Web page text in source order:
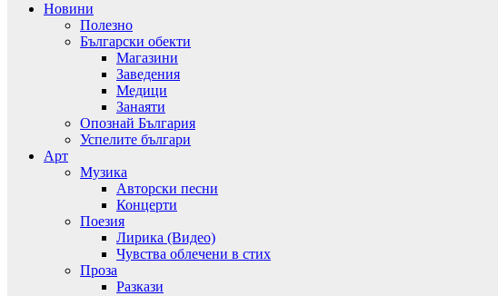
Новини
Полезно
Български обекти
Магазини
Заведения
Медици
Занаяти
Опознай България
Успелите българи
Арт
Музика
Авторски песни
Концерти
Поезия
Лирика (Видео)
Чувства облечени в стих
Проза
Разкази